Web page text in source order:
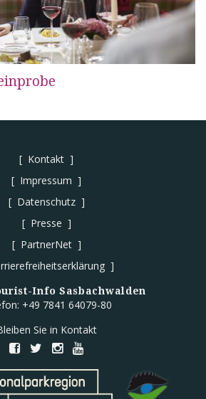
Kontakt
Impressum
Datenschutz
Presse
PartnerNet
Info Sasbachwalden
+49 7841 64079-80
Sie in Kontakt